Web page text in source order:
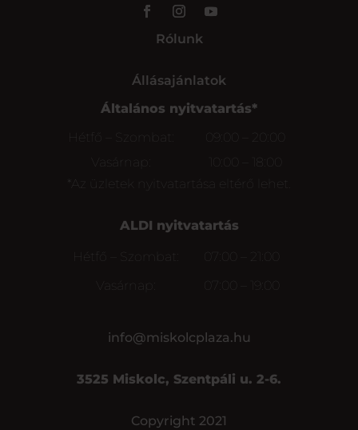
Rólunk
Állásajánlatok
Általános nyitvatartás*
Hétfő – Szombat:
09:00 – 20:00
Vasárnap:
*Az üzletek nyitvatartása eltérő lehet.
ALDI nyitvatartás
Hétfő – Szombat:
07:00 – 21:00
Vasárnap:
info@miskolcplaza.hu
3525 Miskolc, Szentpáli u. 2-6.
Copyright 2021